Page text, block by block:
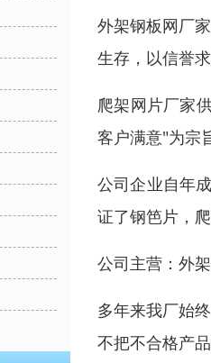
外架钢板网厂
生存，以信誉
爬架网片厂家
客户满意"为宗
公司企业自年
证了钢笆片，
公司主营：外
多年来我厂始
不把不合格产